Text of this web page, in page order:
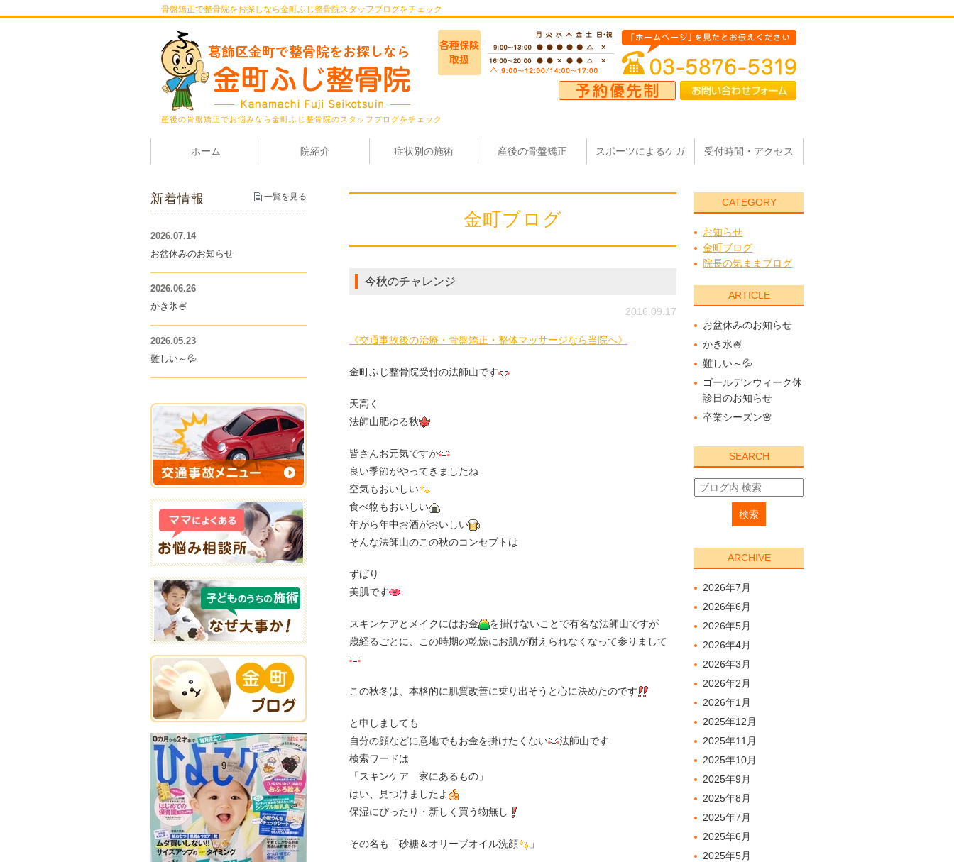
骨盤矯正で整骨院をお探しなら金町ふじ整骨院スタッフブログをチェック
産後の骨盤矯正でお悩みなら金町ふじ整骨院のスタッフブログをチェック
ホーム 院紹介 症状別の施術 産後の骨盤矯正 スポーツによるケガ 受付時間・アクセス
金町ブログ
今秋のチャレンジ
2016.09.17
《交通事故後の治療・骨盤矯正・整体マッサージなら当院へ》
金町ふじ整骨院受付の法師山です
天高く
法師山肥ゆる秋
皆さんお元気ですか
良い季節がやってきましたね
空気もおいしい
食べ物もおいしい
年がら年中お酒がおいしい
そんな法師山のこの秋のコンセプトは
ずばり
美肌です
スキンケアとメイクにはお金
を掛けないことで有名な法師山ですが
歳経るごとに、この時期の乾燥にお肌が耐えられなくなって参りまして
この秋冬は、本格的に肌質改善に乗り出そうと心に決めたのです
と申しましても
自分の顔などに意地でもお金を掛けたくない
法師山です
検索ワードは
「スキンケア 家にあるもの」
はい、見つけましたよ
保湿にぴったり・新しく買う物無し
その名も「砂糖＆オリーブオイル洗顔 」
CATEGORY
お知らせ
金町ブログ
院長の気ままブログ
ARTICLE
お盆休みのお知らせ
かき氷🍧
難しい～💦
ゴールデンウィーク休
診日のお知らせ
卒業シーズン🌸
SEARCH
ARCHIVE
2026年7月
2026年6月
2026年5月
2026年4月
2026年3月
2026年2月
2026年1月
2025年12月
2025年11月
2025年10月
2025年9月
2025年8月
2025年7月
2025年6月
2025年5月
新着情報 一覧を見る
2026.07.14
お盆休みのお知らせ
2026.06.26
かき氷🍧
2026.05.23
難しい～💦